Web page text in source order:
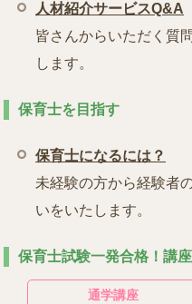
人材紹介サービスQ&A
皆さんからいただく質
します。
保育士を目指す
保育士になるには？
未経験の方から経験者
いをいたします。
保育士試験一発合格！講
通学講座